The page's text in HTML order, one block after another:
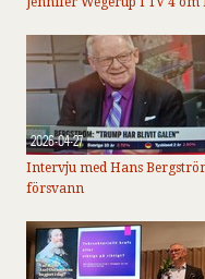
2026-04-27
Intervju med Hans
försvann